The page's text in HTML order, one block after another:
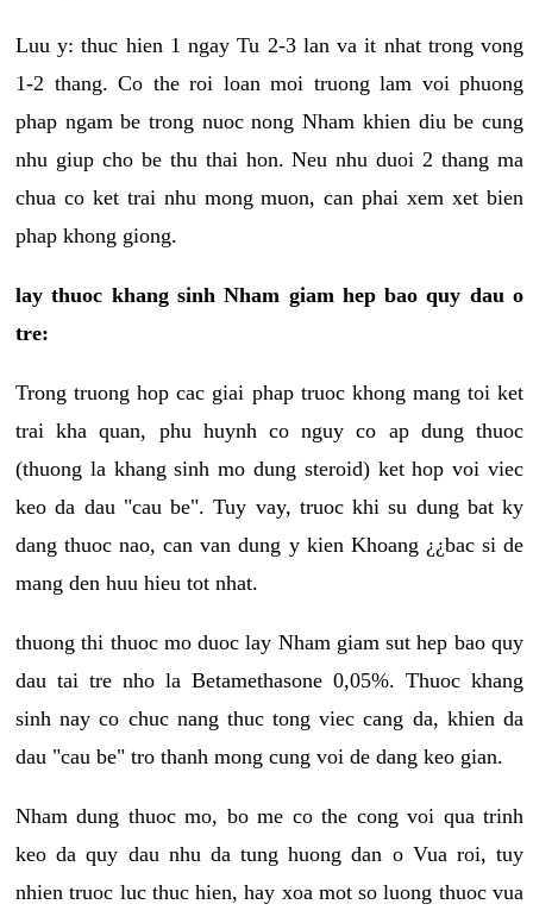
Luu y: thuc hien 1 ngay Tu 2-3 lan va it nhat trong vong
1-2 thang. Co the roi loan moi truong lam voi phuong
phap ngam be trong nuoc nong Nham khien diu be cung
nhu giup cho be thu thai hon. Neu nhu duoi 2 thang ma
chua co ket trai nhu mong muon, can phai xem xet bien
phap khong giong.
lay thuoc khang sinh Nham giam hep bao quy dau o
tre:
Trong truong hop cac giai phap truoc khong mang toi ket
trai kha quan, phu huynh co nguy co ap dung thuoc
(thuong la khang sinh mo dung steroid) ket hop voi viec
keo da dau "cau be". Tuy vay, truoc khi su dung bat ky
dang thuoc nao, can van dung y kien Khoang ¿¿bac si de
mang den huu hieu tot nhat.
thuong thi thuoc mo duoc lay Nham giam sut hep bao quy
dau tai tre nho la Betamethasone 0,05%. Thuoc khang
sinh nay co chuc nang thuc tong viec cang da, khien da
dau "cau be" tro thanh mong cung voi de dang keo gian.
Nham dung thuoc mo, bo me co the cong voi qua trinh
keo da quy dau nhu da tung huong dan o Vua roi, tuy
nhien truoc luc thuc hien, hay xoa mot so luong thuoc vua